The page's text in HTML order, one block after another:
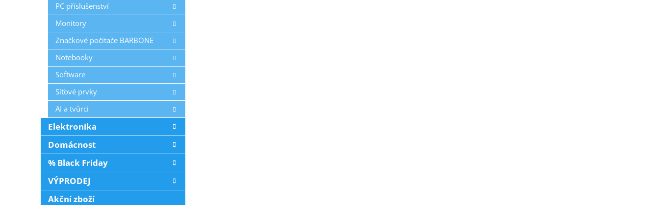
PC příslušenství
Monitory
Značkové počítače BARBONE
Notebooky
Software
Síťové prvky
AI a tvůrci
Elektronika
Domácnost
% Black Friday
VÝPRODEJ
Akční zboží